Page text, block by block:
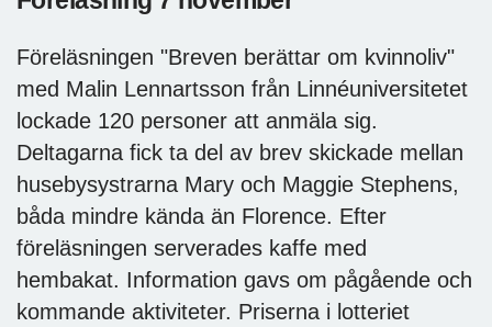
Föreläsningen "Breven berättar om kvinnoliv"
med Malin Lennartsson från Linnéuniversitetet
lockade 120 personer att anmäla sig.
Deltagarna fick ta del av brev skickade mellan
husebysystrarna Mary och Maggie Stephens,
båda mindre kända än Florence. Efter
föreläsningen serverades kaffe med
hembakat. Information gavs om pågående och
kommande aktiviteter. Priserna i lotteriet